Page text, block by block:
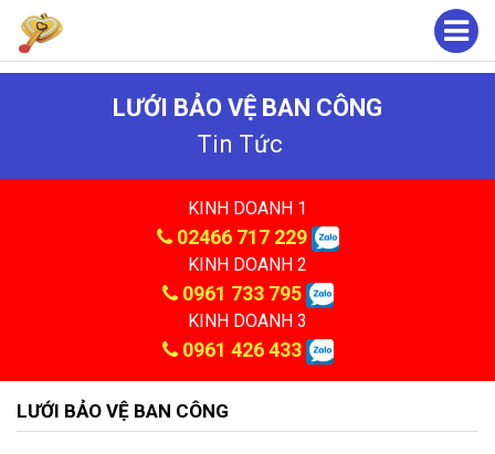
LƯỚI BẢO VỆ BAN CÔNG
Tin Tức
KINH DOANH 1
02466 717 229
KINH DOANH 2
0961 733 795
KINH DOANH 3
0961 426 433
LƯỚI BẢO VỆ BAN CÔNG